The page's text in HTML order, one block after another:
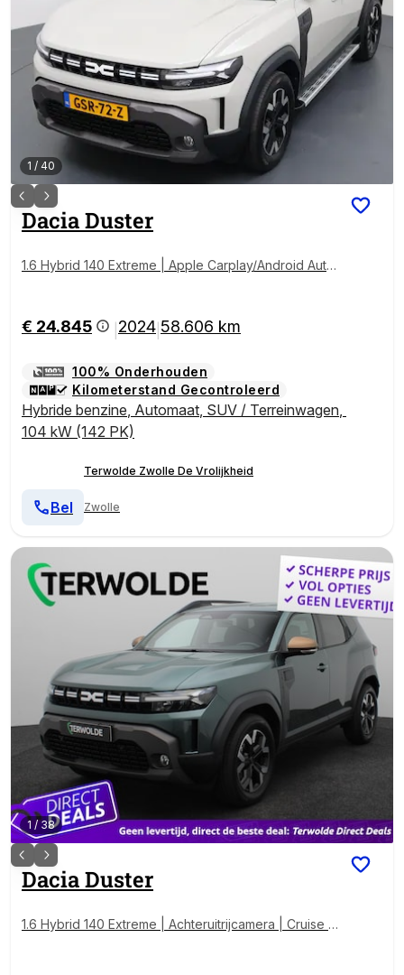
1 / 40
DaciaDuster
1.6 Hybrid 140 Extreme | Apple Carplay/Android Auto
€ 24.845 2024 58.606 km
100% Onderhouden
Kilometerstand Gecontroleerd
Hybride benzine, Automaat, SUV / Terreinwagen,
104 kW (142 PK)
Terwolde Zwolle De Vrolijkheid
Zwolle
Bel
1 /38
DaciaDuster
1.6 Hybrid 140 Extreme | Achteruitrijcamera | Cruise C